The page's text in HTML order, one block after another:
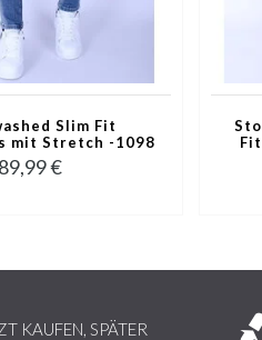
Slim Fit
mit Stretch -1098
- Blau
89,99 €
KAUFEN, SPÄTER